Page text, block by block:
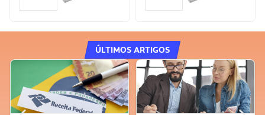
ÚLTIMOS ARTIGOS